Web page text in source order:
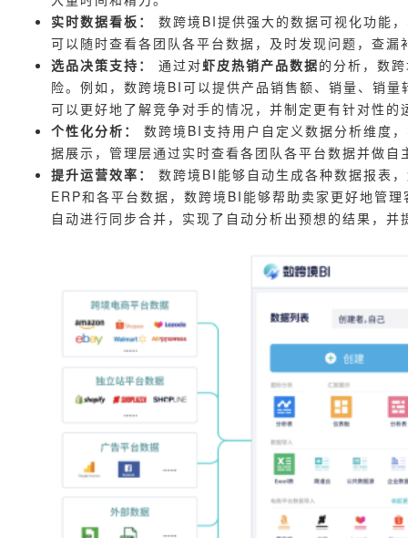
实时数据看板：
数跨境BI提供强大的数据可视化功能
可以随时查看各团队各平台数据，及时发现问题，查漏
选品决策支持：
通过对虾皮热销产品数据的分析，数
险。例如，数跨境BI可以提供产品销售额、销量、销
可以更好地了解竞争对手的情况，并制定更有针对性的
个性化分析：
数跨境BI支持用户自定义数据分析维度
据展示，管理层通过实时查看各团队各平台数据并做
提升运营效率：
数跨境BI能够自动生成各种数据报表
ERP和各平台数据，数跨境BI能够帮助卖家更好地管
自动进行同步合并，实现了自动分析出预想的结果，